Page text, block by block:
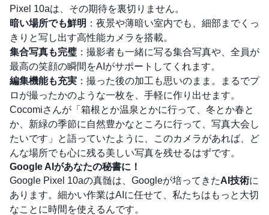
Pixel 10aは、その期待を裏切りません。
暗い場所でも鮮明 ：夜景や薄暗い室内でも、細部までくっ
きりと写し出す高性能カメラを搭載。
集合写真も完璧 ：撮影者も一緒に写る集合写真や、全員が
最高の笑顔の瞬間をAIがサポートしてくれます。
編集機能も充実 ：撮った後の加工も思いのまま。まるでプ
ロが撮ったかのような一枚を、手軽に作り出せます。
Cocomiさんが「箱根とか温泉とかに行って、冬とか春と
か、新緑の季節に自然豊かなところに行って、写真大会し
たいです」と語っていたように、このカメラがあれば、ど
んな場所でも心に残る美しい写真を残せるはずです。
Google AIがあなたの秘書に！
Google Pixel 10aの真髄は、Googleが培ってきたAI技術に
あります。細かい作業はAIに任せて、私たちはもっと大切
なことに時間を使えるんです。